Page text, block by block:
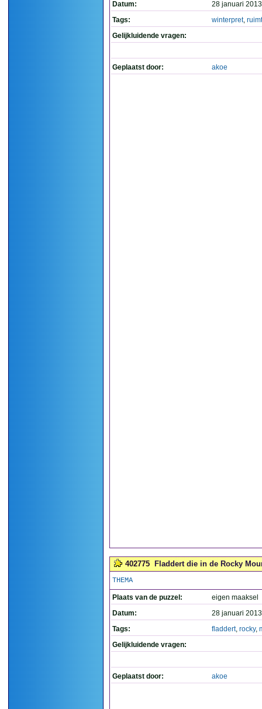
Datum:
28 januari
Tags:
winterpret,
Gelijkluidende vragen:
Geplaatst door: akoe
402775 Fladdert die in de Rocky
THEMA
Plaats van de puzzel:
eigen maaksel
Datum:
28 januari
Tags:
fladdert, rocky,
Gelijkluidende vragen:
Geplaatst door: akoe